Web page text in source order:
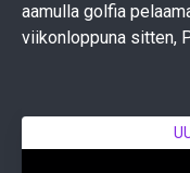
aamulla golfia
viikonloppuna sitten,